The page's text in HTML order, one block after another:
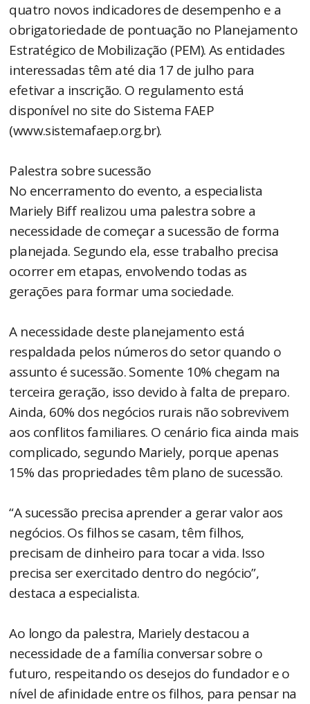
quatro novos indicadores de desempenho e a
obrigatoriedade de pontuação no Planejamento
Estratégico de Mobilização (PEM). As entidades
interessadas têm até dia 17 de julho para
efetivar a inscrição. O regulamento está
disponível no site do Sistema FAEP
(www.sistemafaep.org.br).
Palestra sobre sucessão
No encerramento do evento, a especialista
Mariely Biff realizou uma palestra sobre a
necessidade de começar a sucessão de forma
planejada. Segundo ela, esse trabalho precisa
ocorrer em etapas, envolvendo todas as
gerações para formar uma sociedade.
A necessidade deste planejamento está
respaldada pelos números do setor quando o
assunto é sucessão. Somente 10% chegam na
terceira geração, isso devido à falta de preparo.
Ainda, 60% dos negócios rurais não sobrevivem
aos conflitos familiares. O cenário fica ainda mais
complicado, segundo Mariely, porque apenas
15% das propriedades têm plano de sucessão.
“A sucessão precisa aprender a gerar valor aos
negócios. Os filhos se casam, têm filhos,
precisam de dinheiro para tocar a vida. Isso
precisa ser exercitado dentro do negócio”,
destaca a especialista.
Ao longo da palestra, Mariely destacou a
necessidade de a família conversar sobre o
futuro, respeitando os desejos do fundador e o
nível de afinidade entre os filhos, para pensar na